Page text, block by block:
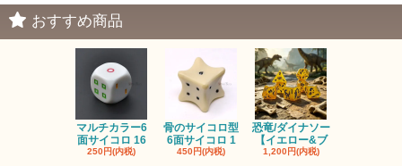
おすすめ商品
マルチカラー6
面サイコロ 16
250円(内税)
骨のサイコロ型
6面サイコロ 1
450円(内税)
恐竜/ダイナソー
【イエロー&ブ
1,200円(内税)